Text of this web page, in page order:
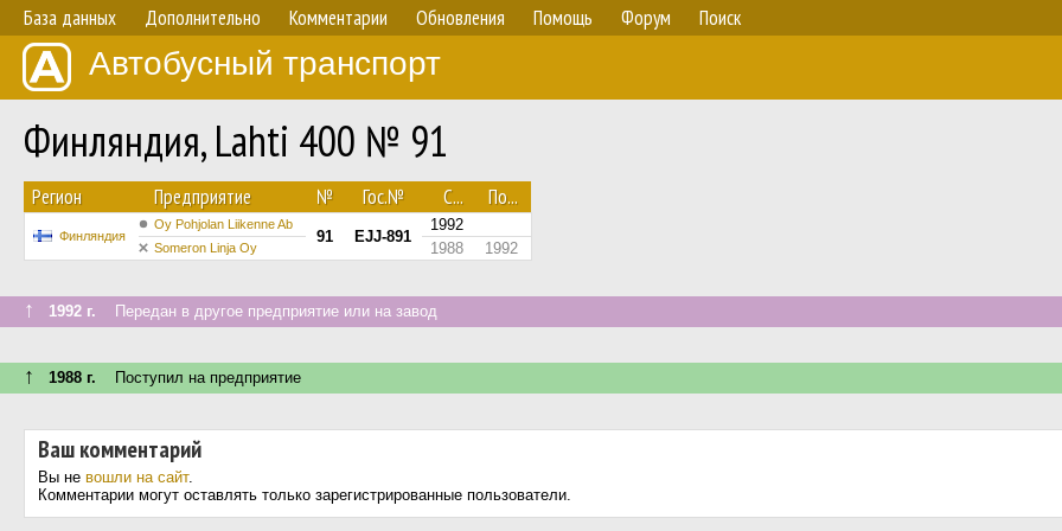
База данных Дополнительно Комментарии Обновления Помощь Форум Поиск
Автобусный транспорт
Финляндия, Lahti 400 № 91
Регион Предприятие № Гос.№ С... По...
Финляндия
Oy Pohjolan Liikenne Ab
91 EJJ-891
1992
Someron Linja Oy 1988 1992
↑ 1992 г. Передан в другое предприятие или на завод
↑ 1988 г. Поступил на предприятие
Ваш комментарий
Вы не вошли на сайт.
Комментарии могут оставлять только зарегистрированные пользователи.